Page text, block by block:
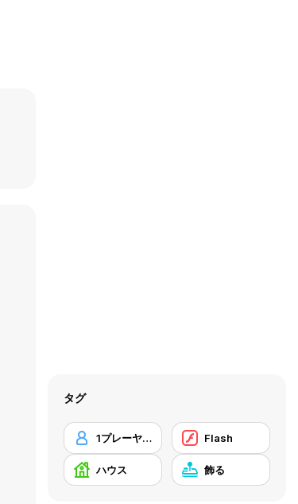
タグ
1プレーヤー Flash
ハウス 飾る